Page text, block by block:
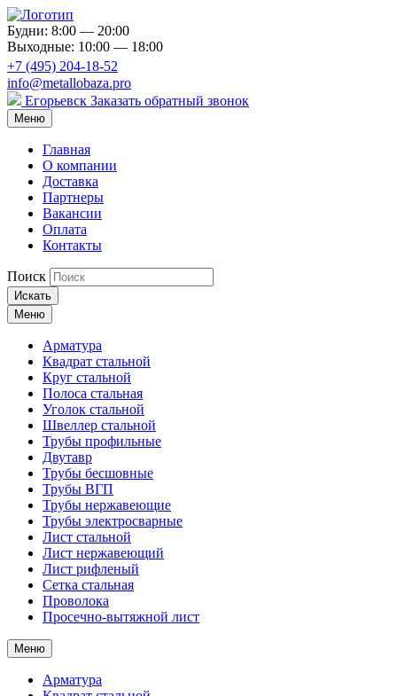
Будни: 8:00 — 20:00
Выходные: 10:00 — 18:00
+7 (495) 204-18-52
info@metallobaza.pro
Егорьевск Заказать обратный звонок
Меню
Главная
О компании
Доставка
Партнеры
Вакансии
Оплата
Контакты
Поиск
Искать
Меню
Арматура
Квадрат стальной
Круг стальной
Полоса стальная
Уголок стальной
Швеллер стальной
Трубы профильные
Двутавр
Трубы бесшовные
Трубы ВГП
Трубы нержавеющие
Трубы электросварные
Лист стальной
Лист нержавеющий
Лист рифленый
Сетка стальная
Проволока
Просечно-вытяжной лист
Меню
Арматура